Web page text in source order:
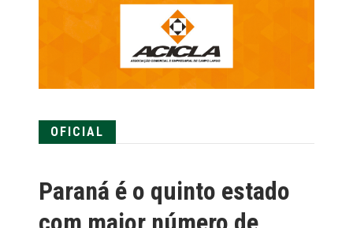
OFICIAL
Paraná é o quinto estado